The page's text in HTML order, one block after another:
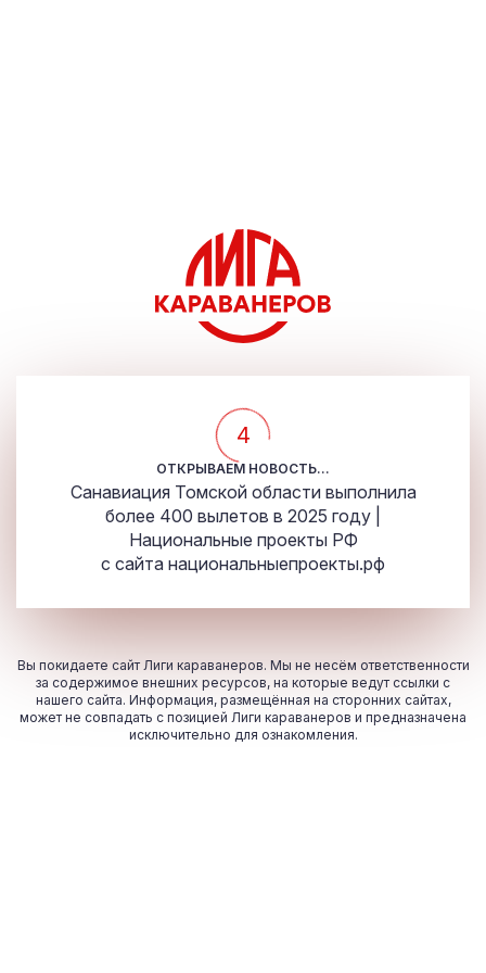
4
ОТКРЫВАЕМ НОВОСТЬ...
Санавиация Томской области выполнила
более 400 вылетов в 2025 году |
Национальные проекты РФ
с сайта национальныепроекты.рф
Вы покидаете сайт Лиги караванеров. Мы не несём ответственности
за содержимое внешних ресурсов, на которые ведут ссылки с
нашего сайта. Информация, размещённая на сторонних сайтах,
может не совпадать с позицией Лиги караванеров и предназначена
исключительно для ознакомления.